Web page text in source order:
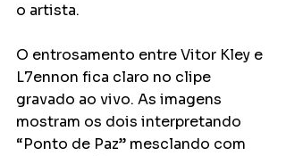
o artista.
O entrosamento entre Vitor Kley e
L7ennon fica claro no clipe
gravado ao vivo. As imagens
mostram os dois interpretando
“Ponto de Paz” mesclando com